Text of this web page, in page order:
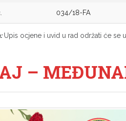
034/18-FA
Upis ocjene i uvid u rad održati će se
–